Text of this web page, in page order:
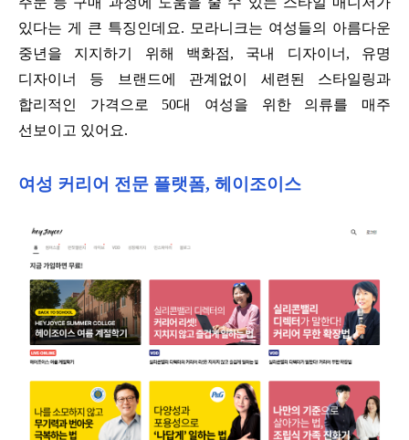
있다는 게 큰 특징인데요. 모라니크는 여성들의 아름다운
중년을 지지하기 위해 백화점, 국내 디자이너 , 유명
디자이너 등 브랜드에 관계없이 세련된 스타일링과
합리적인 가격으로 50대 여성을 위한 의류를 매주
선보이고 있어요.
여성 커리어 전문 플랫폼, 헤이조이스